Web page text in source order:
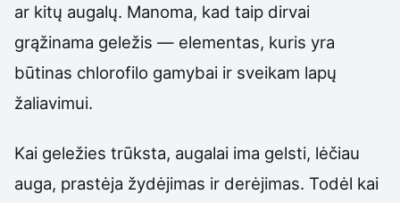
ar kitų augalų. Manoma, kad taip dirvai
grąžinama geležis — elementas, kuris yra
būtinas chlorofilo gamybai ir sveikam lapų
žaliavimui.
Kai geležies trūksta, augalai ima gelsti, lėčiau
auga, prastėja žydėjimas ir derėjimas. Todėl kai